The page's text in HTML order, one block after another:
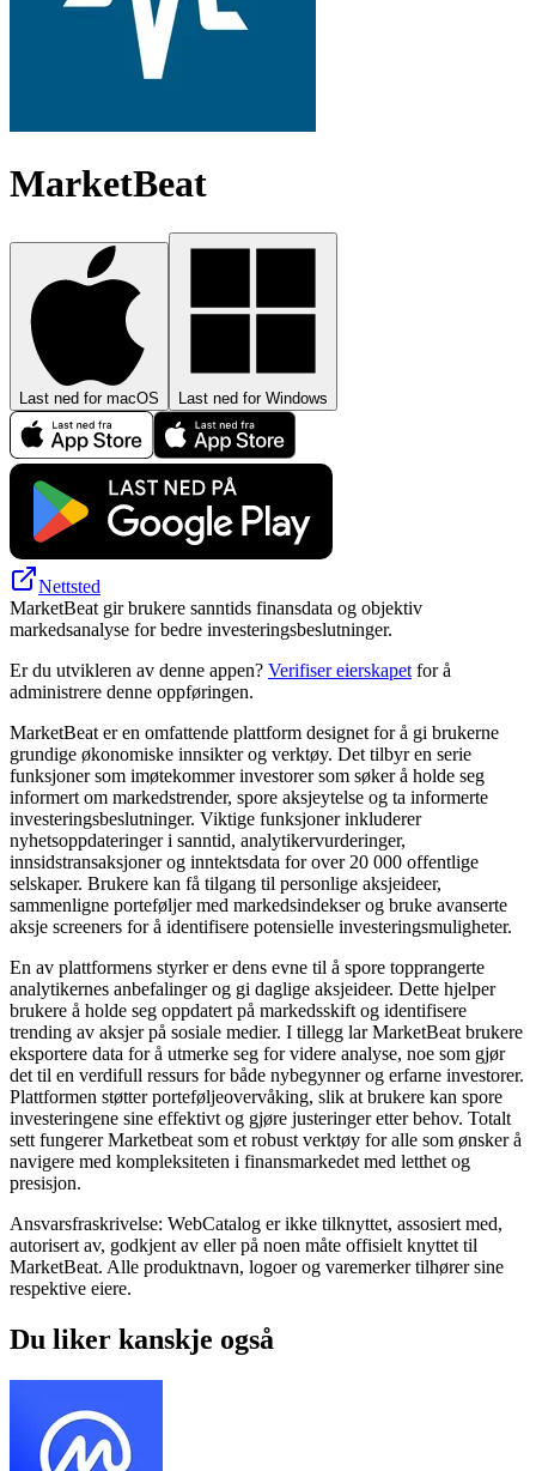
MarketBeat
Last ned for macOS Last ned for Windows
Nettsted
MarketBeat gir brukere sanntids finansdata og objektiv
markedsanalyse for bedre investeringsbeslutninger.
Er du utvikleren av denne appen? Verifiser eierskapet for å
administrere denne oppføringen.
MarketBeat er en omfattende plattform designet for å gi brukerne
grundige økonomiske innsikter og verktøy. Det tilbyr en serie
funksjoner som imøtekommer investorer som søker å holde seg
informert om markedstrender, spore aksjeytelse og ta informerte
investeringsbeslutninger. Viktige funksjoner inkluderer
nyhetsoppdateringer i sanntid, analytikervurderinger,
innsidstransaksjoner og inntektsdata for over 20 000 offentlige
selskaper. Brukere kan få tilgang til personlige aksjeideer,
sammenligne porteføljer med markedsindekser og bruke avanserte
aksje screeners for å identifisere potensielle investeringsmuligheter.
En av plattformens styrker er dens evne til å spore topprangerte
analytikernes anbefalinger og gi daglige aksjeideer. Dette hjelper
brukere å holde seg oppdatert på markedsskift og identifisere
trending av aksjer på sosiale medier. I tillegg lar MarketBeat brukere
eksportere data for å utmerke seg for videre analyse, noe som gjør
det til en verdifull ressurs for både nybegynner og erfarne investorer.
Plattformen støtter porteføljeovervåking, slik at brukere kan spore
investeringene sine effektivt og gjøre justeringer etter behov. Totalt
sett fungerer Marketbeat som et robust verktøy for alle som ønsker å
navigere med kompleksiteten i finansmarkedet med letthet og
presisjon.
Ansvarsfraskrivelse: WebCatalog er ikke tilknyttet, assosiert med,
autorisert av, godkjent av eller på noen måte offisielt knyttet til
MarketBeat. Alle produktnavn, logoer og varemerker tilhører sine
respektive eiere.
Du liker kanskje også